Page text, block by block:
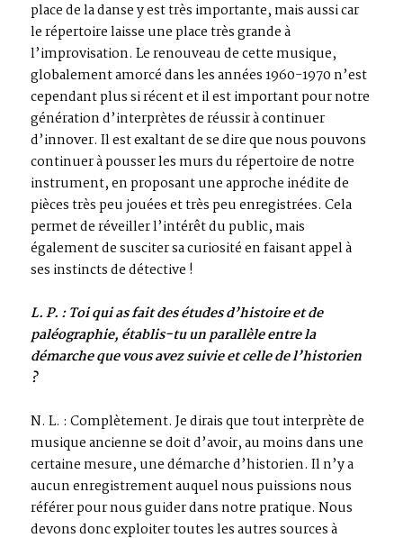
place de la danse y est très importante, mais aussi car
le répertoire laisse une place très grande à
l’improvisation. Le renouveau de cette musique,
globalement amorcé dans les années 1960-1970 n’est
cependant plus si récent et il est important pour notre
génération d’interprètes de réussir à continuer
d’innover. Il est exaltant de se dire que nous pouvons
continuer à pousser les murs du répertoire de notre
instrument, en proposant une approche inédite de
pièces très peu jouées et très peu enregistrées. Cela
permet de réveiller l’intérêt du public, mais
également de susciter sa curiosité en faisant appel à
ses instincts de détective !
L. P. : Toi qui as fait des études d’histoire et de
paléographie, établis-tu un parallèle entre la
démarche que vous avez suivie et celle de l’historien
?
N. L. : Complètement. Je dirais que tout interprète de
musique ancienne se doit d’avoir, au moins dans une
certaine mesure, une démarche d’historien. Il n’y a
aucun enregistrement auquel nous puissions nous
référer pour nous guider dans notre pratique. Nous
devons donc exploiter toutes les autres sources à